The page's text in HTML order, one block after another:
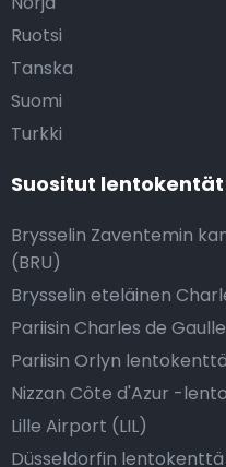
Ruotsi
Tanska
Suomi
Turkki
Suositut lentokentät
Brysselin Zaventemin
(BRU)
Brysselin eteläinen
Pariisin Charles de
Pariisin Orlyn
Nizzan Côte d'Azur -
Lille Airport (LIL)
Düsseldorfin lentokenttä